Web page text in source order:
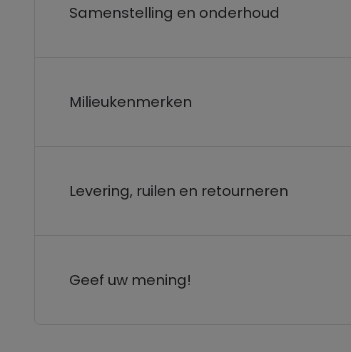
Samenstelling en onderhoud
Milieukenmerken
Levering, ruilen en retourneren
Geef uw mening!